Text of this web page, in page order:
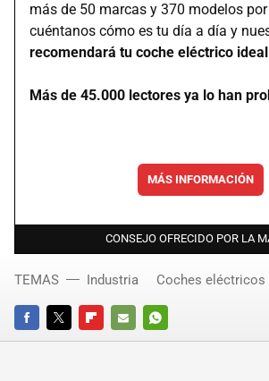
más de 50 marcas y 370 modelos
cuéntanos cómo es tu día a día y
recomendará tu coche eléctrico
Más de 45.000 lectores ya lo han
MÁS INFORMACIÓN
CONSEJO OFRECIDO POR LA
FACEBOOKTWITTERFLIPBOARD
E-
WHATSAPP
TEMAS Industria Coches eléctricos